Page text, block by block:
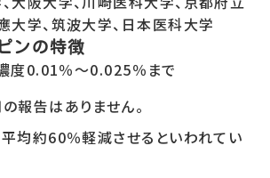
大学、筑波大学、日本医科大学
ンの特徴
度0.01％～0.025％まで
報告はありません。
均約60％軽減させるといわれてい